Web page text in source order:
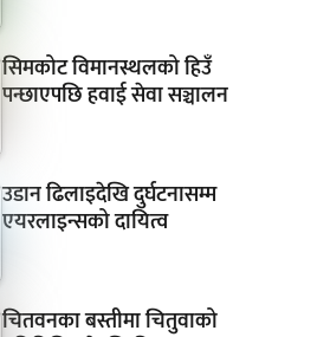
सिमकोट विमानस्थलको हिउँ
पन्छाएपछि हवाई सेवा सञ्चालन
उडान ढिलाइदेखि दुर्घटनासम्म
एयरलाइन्सको दायित्व
चितवनका बस्तीमा चितुवाको